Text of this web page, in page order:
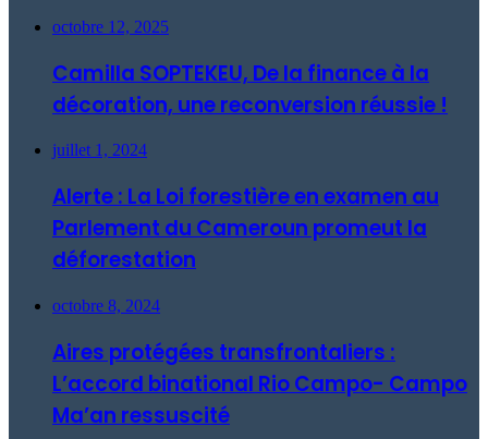
octobre 12, 2025
Camilla SOPTEKEU, De la finance à la
décoration, une reconversion réussie !
juillet 1, 2024
Alerte : La Loi forestière en examen au
Parlement du Cameroun promeut la
déforestation
octobre 8, 2024
Aires protégées transfrontaliers :
L’accord binational Rio Campo- Campo
Ma’an ressuscité